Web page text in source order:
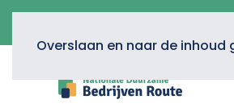
Overslaan en naar de inhoud